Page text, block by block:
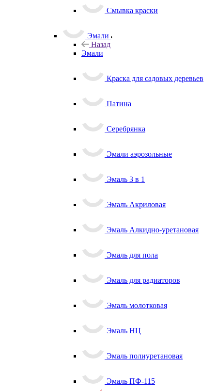
Смывка краски
Эмали
Назад
Эмали
Краска для садовых деревьев
Патина
Серебрянка
Эмали аэрозольные
Эмаль 3 в 1
Эмаль Акриловая
Эмаль Алкидно-уретановая
Эмаль для пола
Эмаль для радиаторов
Эмаль молотковая
Эмаль НЦ
Эмаль полиуретановая
Эмаль ПФ-115